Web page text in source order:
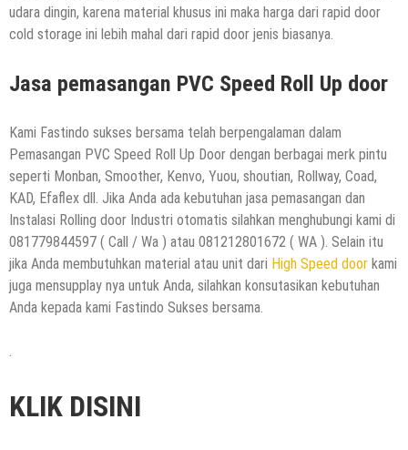
udara dingin, karena material khusus ini maka harga dari rapid door
cold storage ini lebih mahal dari rapid door jenis biasanya.
Jasa pemasangan PVC Speed Roll Up door
Kami Fastindo sukses bersama telah berpengalaman dalam
Pemasangan PVC Speed Roll Up Door dengan berbagai merk pintu
seperti Monban, Smoother, Kenvo, Yuou, shoutian, Rollway, Coad,
KAD, Efaflex dll. Jika Anda ada kebutuhan jasa pemasangan dan
Instalasi Rolling door Industri otomatis silahkan menghubungi kami di
081779844597 ( Call / Wa ) atau 081212801672 ( WA ). Selain itu
jika Anda membutuhkan material atau unit dari High Speed door kami
juga mensupplay nya untuk Anda, silahkan konsutasikan kebutuhan
Anda kepada kami Fastindo Sukses bersama.
KLIK DISINI